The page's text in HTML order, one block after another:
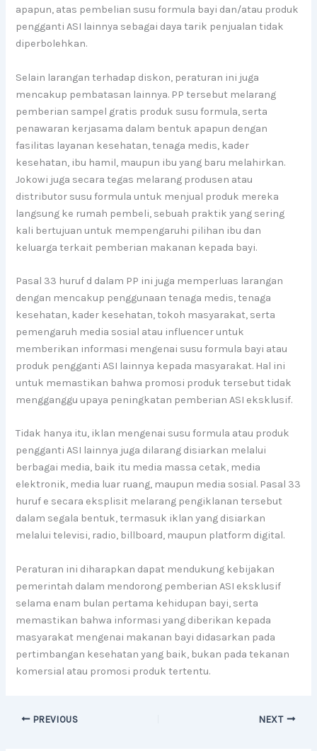
apapun, atas pembelian susu formula bayi dan/atau produk
pengganti ASI lainnya sebagai daya tarik penjualan tidak
diperbolehkan.
Selain larangan terhadap diskon, peraturan ini juga
mencakup pembatasan lainnya. PP tersebut melarang
pemberian sampel gratis produk susu formula, serta
penawaran kerjasama dalam bentuk apapun dengan
fasilitas layanan kesehatan, tenaga medis, kader
kesehatan, ibu hamil, maupun ibu yang baru melahirkan.
Jokowi juga secara tegas melarang produsen atau
distributor susu formula untuk menjual produk mereka
langsung ke rumah pembeli, sebuah praktik yang sering
kali bertujuan untuk mempengaruhi pilihan ibu dan
keluarga terkait pemberian makanan kepada bayi.
Pasal 33 huruf d dalam PP ini juga memperluas larangan
dengan mencakup penggunaan tenaga medis, tenaga
kesehatan, kader kesehatan, tokoh masyarakat, serta
pemengaruh media sosial atau influencer untuk
memberikan informasi mengenai susu formula bayi atau
produk pengganti ASI lainnya kepada masyarakat. Hal ini
untuk memastikan bahwa promosi produk tersebut tidak
mengganggu upaya peningkatan pemberian ASI eksklusif.
Tidak hanya itu, iklan mengenai susu formula atau produk
pengganti ASI lainnya juga dilarang disiarkan melalui
berbagai media, baik itu media massa cetak, media
elektronik, media luar ruang, maupun media sosial. Pasal 33
huruf e secara eksplisit melarang pengiklanan tersebut
dalam segala bentuk, termasuk iklan yang disiarkan
melalui televisi, radio, billboard, maupun platform digital.
Peraturan ini diharapkan dapat mendukung kebijakan
pemerintah dalam mendorong pemberian ASI eksklusif
selama enam bulan pertama kehidupan bayi, serta
memastikan bahwa informasi yang diberikan kepada
masyarakat mengenai makanan bayi didasarkan pada
pertimbangan kesehatan yang baik, bukan pada tekanan
komersial atau promosi produk tertentu.
PREVIOUS NEXT